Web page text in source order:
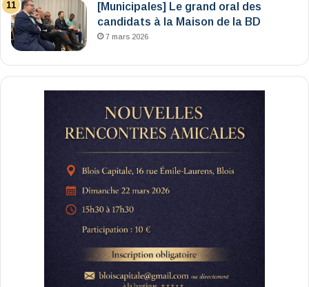
[Municipales] Le grand oral des
candidats à la Maison de la BD
7 mars 2026